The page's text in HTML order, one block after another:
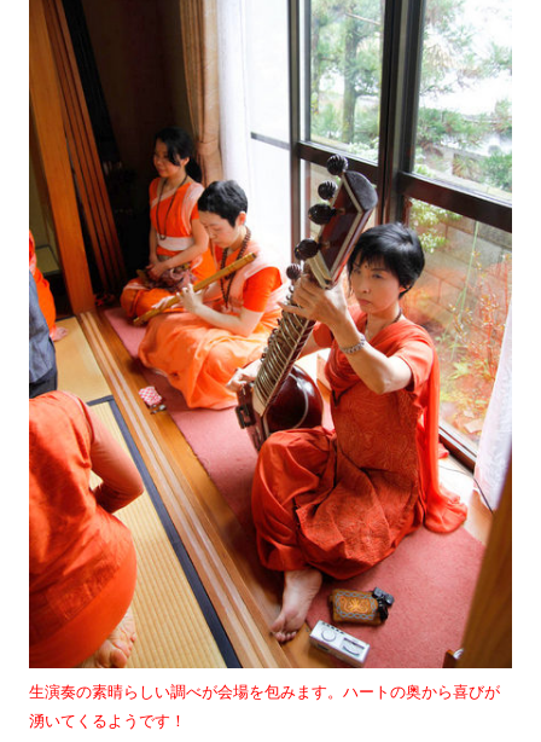
生演奏の素晴らしい調べが会場を包みます。ハートの奥から喜びが
湧いてくるようです！